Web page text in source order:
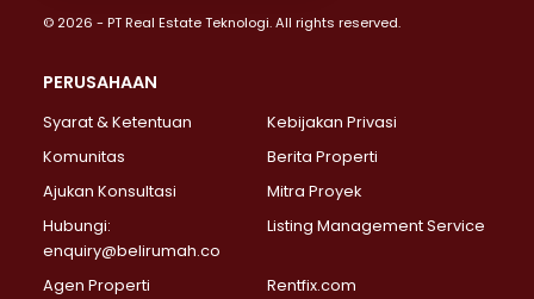
Properti Dijual di Jakarta Selatan >
Properti Dijual di Lebak Bulus >
Properti Dijual di Gandaria Selatan >
Properti Dijual di Pondok Labu >
Properti Dijual di Lenteng Agung >
Properti Dijual di Senayan >
Properti Dijual di Pondok Pinang >
© 2026 - PT Real Estate Teknologi. All rights reserved.
PERUSAHAAN
Syarat & Ketentuan
Kebijakan Privasi
Komunitas
Berita Properti
Ajukan Konsultasi
Mitra Proyek
Hubungi:
enquiry@belirumah.co
Listing Management Service
Agen Properti Rentfix.com